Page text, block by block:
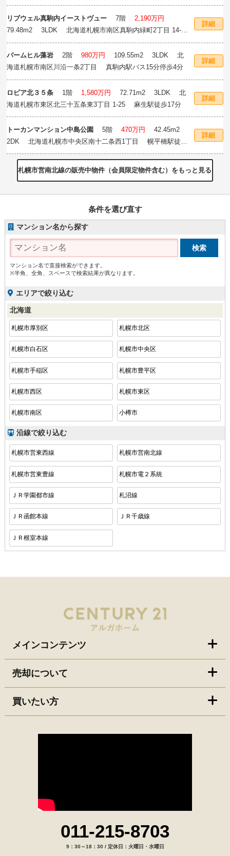
分
リブウェル真駒内イーストヴュー 7階2,190万円
79.48m2 3LDK 北海道札幌市南区真駒内緑町2丁目 14-
1 真駒内駅徒歩7分
詳細
パームヒル藻岩 2階980万円 109.55m2 3LDK 北
海道札幌市南区川沿一条2丁目 真駒内駅バス15分停歩4分
詳細
ロピア北３５条 1階 1,580万円 72.71m2 3LDK 北
海道札幌市東区北三十五条東3丁目 1-25 麻生駅徒歩17分
詳細
トーカンマンション中島公園 5階470万円 42.45m2
2DK 北海道札幌市中央区南十二条西1丁目 幌平橋駅徒歩
5分
詳細
札幌市営南北線の販売中物件（会員限定物件含む）をもっと見る
条件を選び直す
マンション名から探す
マンション名で直接検索ができます。
※半角、全角、スペースで検索結果が異なります。
エリアで絞り込む
北海道
札幌市厚別区 札幌市北区
札幌市白石区 札幌市中央区
札幌市手稲区 札幌市豊平区
札幌市西区 札幌市東区
札幌市南区 小樽市
沿線で絞り込む
札幌市営東西線 札幌市営南北線
札幌市営東豊線 札幌市電２系統
ＪＲ学園都市線 札沼線
ＪＲ函館本線 ＪＲ千歳線
ＪＲ根室本線
メインコンテンツ
売却について
買いたい方
011-215-8703
9：30～18：30 / 定休日：火曜日・水曜日